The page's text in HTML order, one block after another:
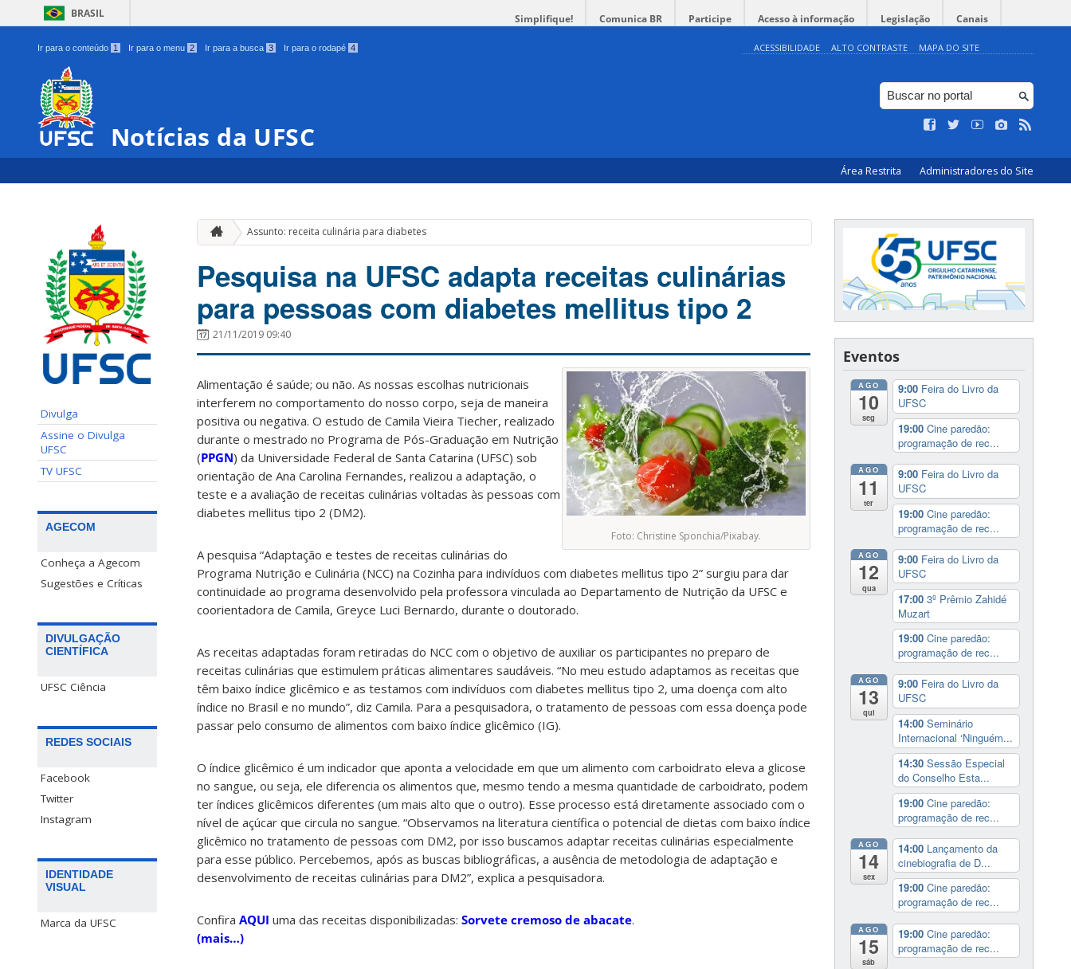
BRASIL Simplifique! Comunica BR Participe Acesso à informação Legislação Canais
Ir para o conteúdo 1 Ir para o menu 2 Ir para a busca 3 Ir para o rodapé 4 ACESSIBILIDADE ALTO CONTRASTE MAPA DO SITE
Notícias da UFSC
Área Restrita Administradores do Site
Divulga
Assine o Divulga
UFSC
TV UFSC
AGECOM
Conheça a Agecom
Sugestões e Críticas
DIVULGAÇÃO
CIENTÍFICA
UFSC Ciência
REDES SOCIAIS
Facebook
Twitter
Instagram
IDENTIDADE
VISUAL
Marca da UFSC
Assunto: receita culinária para diabetes
Pesquisa na UFSC adapta receitas culinárias
para pessoas com diabetes mellitus tipo 2
21/11/2019 09:40
Foto: Christine Sponchia/Pixabay.
Alimentação é saúde; ou não. As nossas escolhas nutricionais
interferem no comportamento do nosso corpo, seja de maneira
positiva ou negativa. O estudo de Camila Vieira Tiecher, realizado
durante o mestrado no Programa de Pós-Graduação em Nutrição
(PPGN) da Universidade Federal de Santa Catarina (UFSC) sob
orientação de Ana Carolina Fernandes, realizou a adaptação, o
teste e a avaliação de receitas culinárias voltadas às pessoas com
diabetes mellitus tipo 2 (DM2).
A pesquisa “Adaptação e testes de receitas culinárias do
Programa Nutrição e Culinária (NCC) na Cozinha para indivíduos com diabetes mellitus tipo 2” surgiu para dar
continuidade ao programa desenvolvido pela professora vinculada ao Departamento de Nutrição da UFSC e
coorientadora de Camila, Greyce Luci Bernardo, durante o doutorado.
As receitas adaptadas foram retiradas do NCC com o objetivo de auxiliar os participantes no preparo de
receitas culinárias que estimulem práticas alimentares saudáveis. “No meu estudo adaptamos as receitas que
têm baixo índice glicêmico e as testamos com indivíduos com diabetes mellitus tipo 2, uma doença com alto
índice no Brasil e no mundo”, diz Camila. Para a pesquisadora, o tratamento de pessoas com essa doença pode
passar pelo consumo de alimentos com baixo índice glicêmico (IG).
O índice glicêmico é um indicador que aponta a velocidade em que um alimento com carboidrato eleva a glicose
no sangue, ou seja, ele diferencia os alimentos que, mesmo tendo a mesma quantidade de carboidrato, podem
ter índices glicêmicos diferentes (um mais alto que o outro). Esse processo está diretamente associado com o
nível de açúcar que circula no sangue. “Observamos na literatura científica o potencial de dietas com baixo índice
glicêmico no tratamento de pessoas com DM2, por isso buscamos adaptar receitas culinárias especialmente
para esse público. Percebemos, após as buscas bibliográficas, a ausência de metodologia de adaptação e
desenvolvimento de receitas culinárias para DM2”, explica a pesquisadora.
Confira AQUI uma das receitas disponibilizadas: Sorvete cremoso de abacate.
(mais…)
Eventos
AGO
10
seg
9:00 Feira do Livro da
UFSC
19:00 Cine paredão:
programação de rec...
AGO
11
ter
9:00 Feira do Livro da
UFSC
19:00 Cine paredão:
programação de rec...
AGO
12
qua
9:00 Feira do Livro da
UFSC
17:00 3º Prêmio Zahidé
Muzart
19:00 Cine paredão:
programação de rec...
AGO
13
qui
9:00 Feira do Livro da
UFSC
14:00 Seminário
Internacional ‘Ninguém...
14:30 Sessão Especial
do Conselho Esta...
19:00 Cine paredão:
programação de rec...
AGO
14
sex
14:00 Lançamento da
cinebiografia de D...
19:00 Cine paredão:
programação de rec...
AGO
15
sáb
19:00 Cine paredão:
programação de rec...